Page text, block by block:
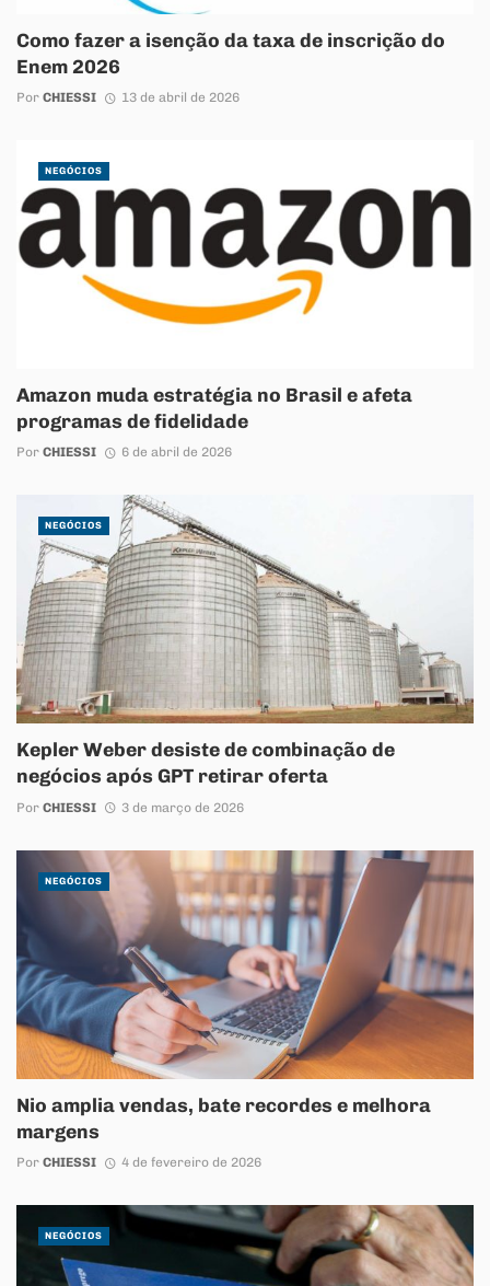
Como fazer a isenção da taxa de inscrição do
Enem 2026
Por CHIESSI 13 de abril de 2026
Amazon muda estratégia no Brasil e afeta
programas de fidelidade
Por CHIESSI 6 de abril de 2026
NEGÓCIOS
Kepler Weber desiste de combinação de
negócios após GPT retirar oferta
Por CHIESSI 3 de março de 2026
NEGÓCIOS
Nio amplia vendas, bate recordes e melhora
margens
Por CHIESSI 4 de fevereiro de 2026
NEGÓCIOS
NEGÓCIOS